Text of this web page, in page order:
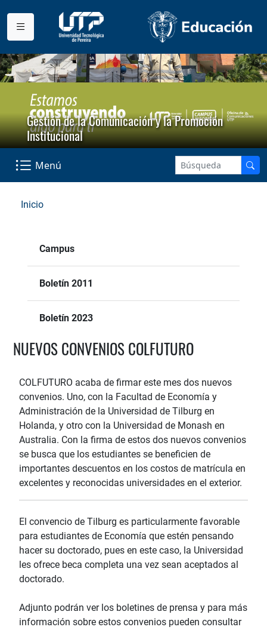
Gestión de la Comunicación y la Promoción
Institucional
Menú
Inicio
Campus
Boletín 2011
Boletín 2023
NUEVOS CONVENIOS COLFUTURO
COLFUTURO acaba de firmar este mes dos nuevos
convenios. Uno, con la Facultad de Economía y
Administración de la Universidad de Tilburg en
Holanda, y otro con la Universidad de Monash en
Australia. Con la firma de estos dos nuevos convenios
se busca que los estudiantes se beneficien de
importantes descuentos en los costos de matrícula en
excelentes y reconocidas universidades en el exterior.
El convencio de Tilburg es particularmente favorable
para estudiantes de Economía que estén pensando
hacer su doctorado, pues en este caso, la Universidad
les ofrece beca completa una vez sean aceptados al
doctorado.
Adjunto podrán ver los boletines de prensa y para más
información sobre estos convenios pueden consultar